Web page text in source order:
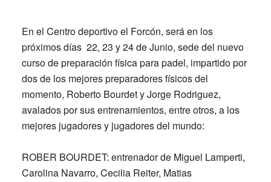
En el Centro deportivo el Forcón, será en los
próximos días 22, 23 y 24 de Junio, sede del nuevo
curso de preparación física para padel, impartido por
dos de los mejores preparadores físicos del
momento, Roberto Bourdet y Jorge Rodriguez,
avalados por sus entrenamientos, entre otros, a los
mejores jugadores y jugadores del mundo:
ROBER BOURDET: entrenador de Miguel Lamperti,
Carolina Navarro, Cecilia Reiter, Matias